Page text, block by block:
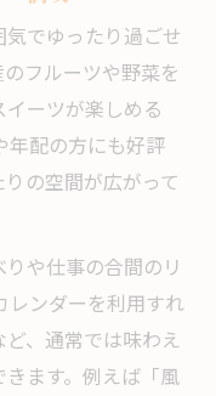
でゆったり過ごせ
フルーツや野菜を
ーツが楽しめる
年配の方にも好評
の空間が広がって
や仕事の合間のリ
レンダーを利用すれ
、通常では味わえ
ます。例えば「風